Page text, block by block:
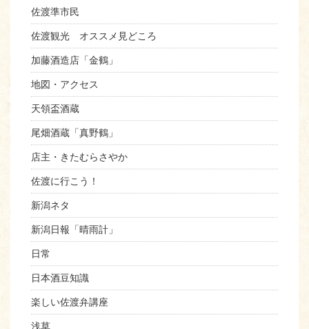
佐渡準市民
佐渡観光 オススメ見どころ
加藤酒造店「金鶴」
地図・アクセス
天領盃酒蔵
尾畑酒蔵「真野鶴」
店主・きたむらさやか
佐渡に行こう！
新潟ネタ
新潟日報「晴雨計」
日常
日本酒豆知識
楽しい佐渡弁講座
浅草